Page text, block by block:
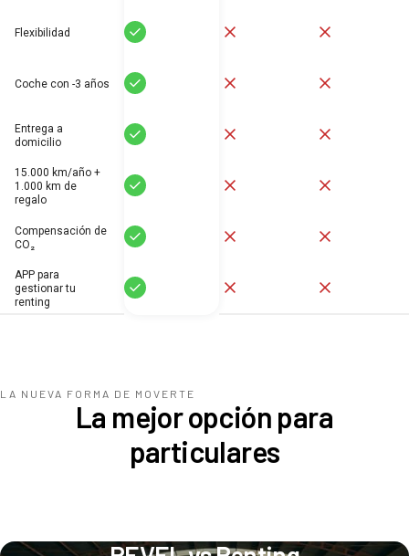
Flexibilidad Sí
Coche con -3 años Sí
Entrega a
domicilio
Sí
15.000 km/año +
1.000 km de
regalo
Sí
Compensación de
CO₂
Sí
APP para
gestionar tu
renting
Sí
LA NUEVA FORMA DE MOVERTE
La mejor opción para
particulares